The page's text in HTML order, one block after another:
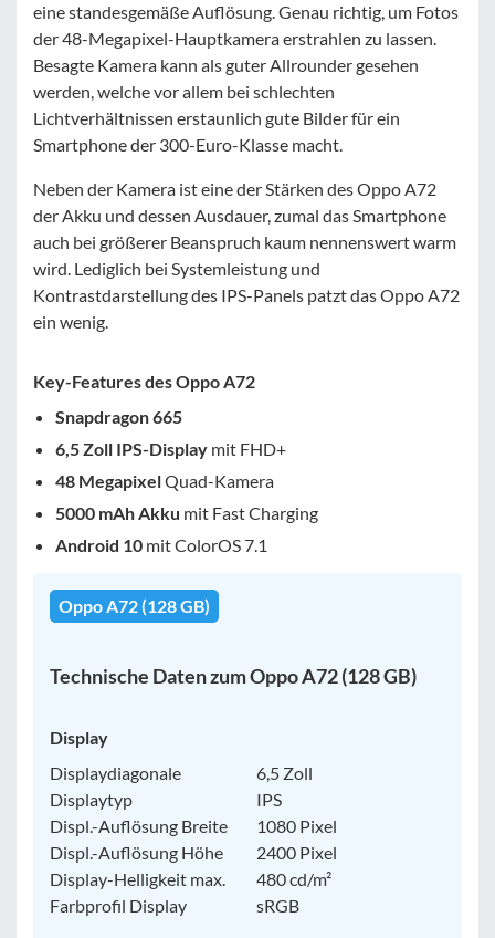
eine standesgemäße Auflösung. Genau richtig, um Fotos
der 48-Megapixel-Hauptkamera erstrahlen zu lassen.
Besagte Kamera kann als guter Allrounder gesehen
werden, welche vor allem bei schlechten
Lichtverhältnissen erstaunlich gute Bilder für ein
Smartphone der 300-Euro-Klasse macht.
Neben der Kamera ist eine der Stärken des Oppo A72
der Akku und dessen Ausdauer, zumal das Smartphone
auch bei größerer Beanspruch kaum nennenswert warm
wird. Lediglich bei Systemleistung und
Kontrastdarstellung des IPS-Panels patzt das Oppo A72
ein wenig.
Key-Features des Oppo A72
Snapdragon 665
6,5 Zoll IPS-Display mit FHD+
48 MegapixelQuad-Kamera
5000 mAh Akku mit Fast Charging
Android 10 mit ColorOS 7.1
Oppo A72 (128 GB)
Technische Daten zum Oppo A72 (128 GB)
Display
Displaydiagonale
6,5 Zoll
Displaytyp
IPS
Displ.-Auflösung Breite
1080 Pixel
Displ.-Auflösung Höhe
2400 Pixel
Display-Helligkeit max.
480 cd/m²
Farbprofil Display
sRGB